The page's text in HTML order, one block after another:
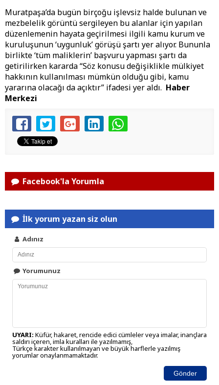
Muratpaşa’da bugün birçoğu işlevsiz halde bulunan ve
mezbelelik görüntü sergileyen bu alanlar için yapılan
düzenlemenin hayata geçirilmesi ilgili kamu kurum ve
kuruluşunun ‘uygunluk’ görüşü şartı yer alıyor. Bununla
birlikte ‘tüm maliklerin’ başvuru yapması şartı da
getirilirken kararda “Söz konusu değişiklikle mülkiyet
hakkının kullanılması mümkün olduğu gibi, kamu
yararına olacağı da açıktır” ifadesi yer aldı. Haber
Merkezi
Facebook'la Yorumla
İlk yorum yazan siz olun
Adınız
Yorumunuz
UYARI: Küfür, hakaret, rencide edici cümleler veya imalar, inançlara
saldırı içeren, imla kuralları ile yazılmamış,
Türkçe karakter kullanılmayan ve büyük harflerle yazılmış
yorumlar onaylanmamaktadır.
Gönder